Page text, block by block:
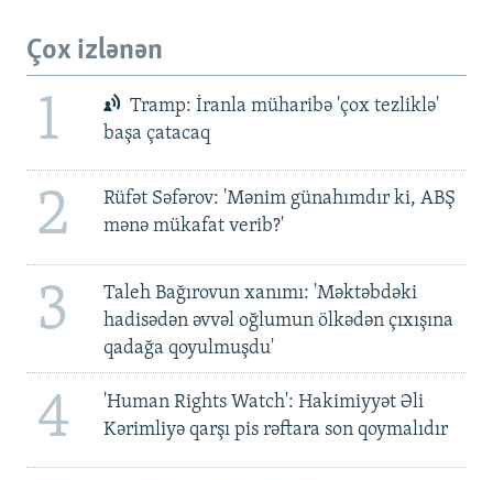
Çox izlənən
1
Tramp: İranla müharibə 'çox tezliklə'
başa çatacaq
2
Rüfət Səfərov: 'Mənim günahımdır ki, ABŞ
mənə mükafat verib?'
3
Taleh Bağırovun xanımı: 'Məktəbdəki
hadisədən əvvəl oğlumun ölkədən çıxışına
qadağa qoyulmuşdu'
4
'Human Rights Watch': Hakimiyyət Əli
Kərimliyə qarşı pis rəftara son qoymalıdır